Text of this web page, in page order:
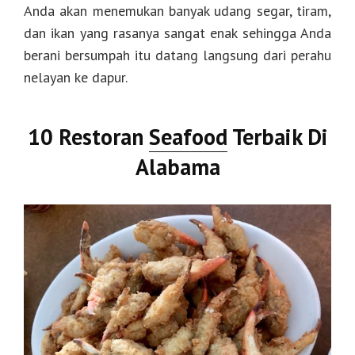
Anda akan menemukan banyak udang segar, tiram,
dan ikan yang rasanya sangat enak sehingga Anda
berani bersumpah itu datang langsung dari perahu
nelayan ke dapur.
10 Restoran Seafood Terbaik Di
Alabama